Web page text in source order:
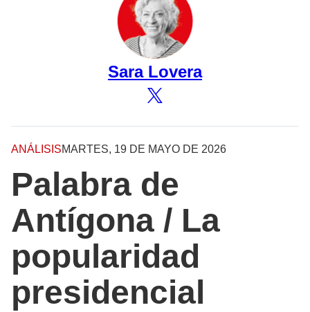
Sara Lovera
ANÁLISISMARTES, 19 DE MAYO DE 2026
Palabra de
Antígona / La
popularidad
presidencial